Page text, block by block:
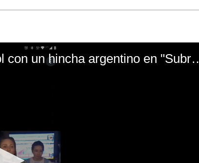
El mal momento de Yanina